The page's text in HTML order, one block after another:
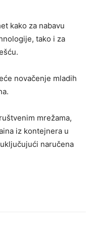
kako za nabavu
tako i za
novačenje mladih
mrežama,
iz kontejnera u
naručena